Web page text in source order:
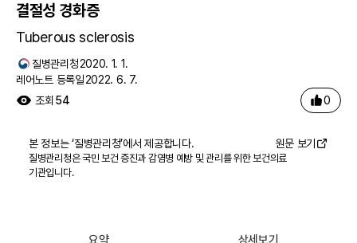
결절성 경화증
Tuberous sclerosis
질병관리청2020. 1. 1.
레어노트 등록일2022. 6. 7.
조회 54 0
본 정보는 ‘질병관리청’에서 제공합니다. 원문 보기
질병관리청은 국민 보건 증진과 감염병 예방 및 관리를 위한 보건의료
기관입니다.
요약 상세보기